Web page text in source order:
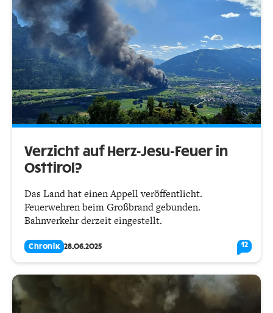
Verzicht auf Herz-Jesu-Feuer in
Osttirol?
Das Land hat einen Appell veröffentlicht.
Feuerwehren beim Großbrand gebunden.
Bahnverkehr derzeit eingestellt.
Chronik 28.06.2025 12